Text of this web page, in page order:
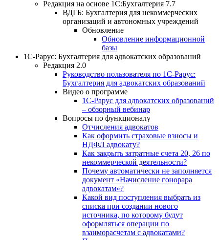
Редакция на основе 1С:Бухгалтерия 7.7
ВДГБ: Бухгалтерия для некоммерческих
организаций и автономных учреждений
Обновление
Обновление информационной
базы
1С-Рарус: Бухгалтерия для адвокатских образований
Редакция 2.0
Руководство пользователя по 1С-Рарус:
Бухгалтерия для адвокатских образований
Видео о программе
1С-Рарус для адвокатских образований
– обзорный вебинар
Вопросы по функционалу
Отчисления адвокатов
Как оформить страховые взносы и
НДФЛ адвокату?
Как закрыть затратные счета 20, 26 по
некоммерческой деятельности?
Почему автоматически не заполняется
документ «Начисление гонорара
адвокатам»?
Какой вид поступления выбрать из
списка при создании нового
источника, по которому будут
оформляться операции по
взаиморасчетам с адвокатами?